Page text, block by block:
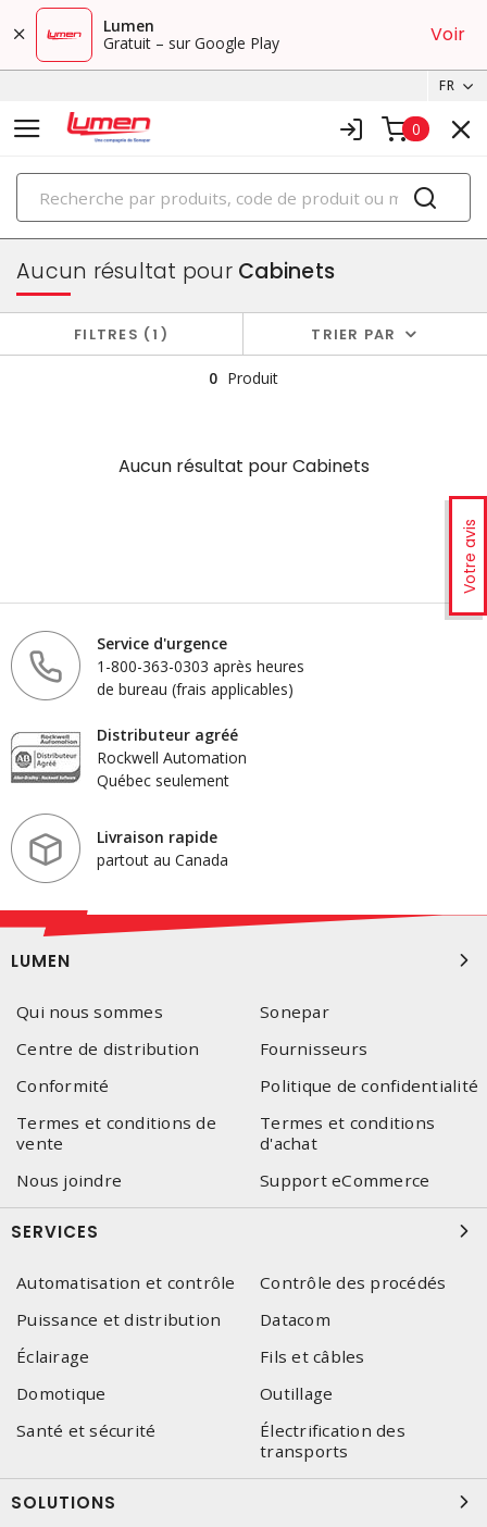
Lumen
Gratuit – sur Google Play
Voir
FR
0
PRODUITS
boîtiers et cabinets
Votre avis
Aucun résultat pourCabinets
FILTRES 1 TRIER PAR
0 Produit
Aucun résultat pourCabinets
Service d'urgence
1-800-363-0303 après heures
de bureau (frais applicables)
Distributeur agréé
Rockwell Automation
Québec seulement
Livraison rapide
partout au Canada
LUMEN
Qui nous sommes
Sonepar
Centre de distribution
Fournisseurs
Conformité
Politique de confidentialité
Termes et conditions de
vente
Termes et conditions
d'achat
Nous joindre
Support eCommerce
SERVICES
Automatisation et contrôle
Contrôle des procédés
Puissance et distribution
Datacom
Éclairage
Fils et câbles
Domotique
Outillage
Santé et sécurité
Électrification des
transports
SOLUTIONS